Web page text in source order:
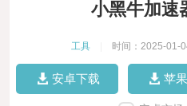
小黑牛加速
工具 时间：2025-01-
安卓下载 苹